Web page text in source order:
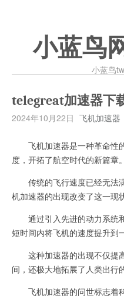
小蓝鸟
小蓝鸟
telegreat加速器下
2024年10月22日 飞机加速器
飞机加速器是一种革命性
度，开拓了航空时代的新篇章。
传统的飞行速度已经无法
机加速器的出现改变了这一现状
通过引入先进的动力系统
短时间内将飞机的速度提升到
这种加速器的出现不仅提
间，还极大地拓展了人类出行
飞机加速器的问世标志着